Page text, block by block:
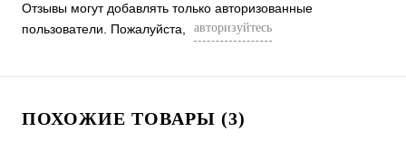
Отзывы могут добавлять только авторизованные
пользователи. Пожалуйста,
авторизуйтесь
ПОХОЖИЕ ТОВАРЫ (3)